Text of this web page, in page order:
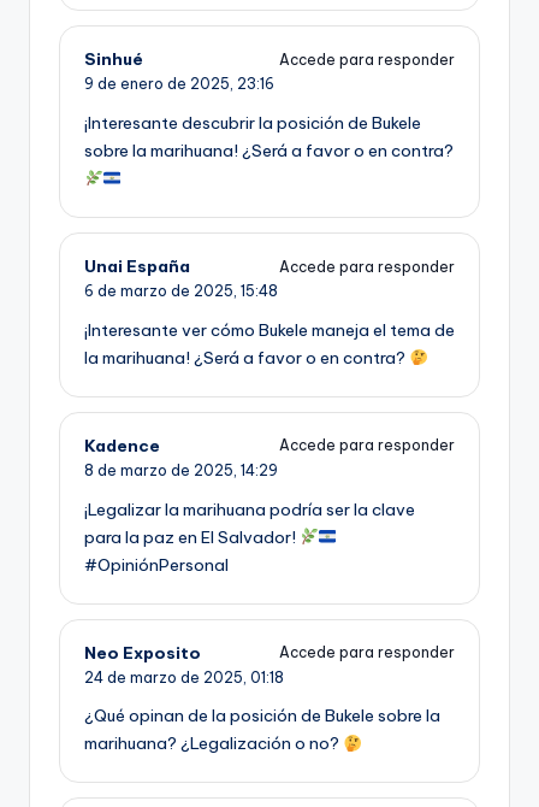
Sinhué
Accede para responder
9 de enero de 2025, 23:16
¡Interesante descubrir la posición de Bukele
sobre la marihuana! ¿Será a favor o en contra?
Unai España
Accede para responder
6 de marzo de 2025, 15:48
¡Interesante ver cómo Bukele maneja el tema de
la marihuana! ¿Será a favor o en contra?
Kadence
Accede para responder
8 de marzo de 2025, 14:29
¡Legalizar la marihuana podría ser la clave
para la paz en El Salvador!
#OpiniónPersonal
Neo Exposito
Accede para responder
24 de marzo de 2025, 01:18
¿Qué opinan de la posición de Bukele sobre la
marihuana? ¿Legalización o no?